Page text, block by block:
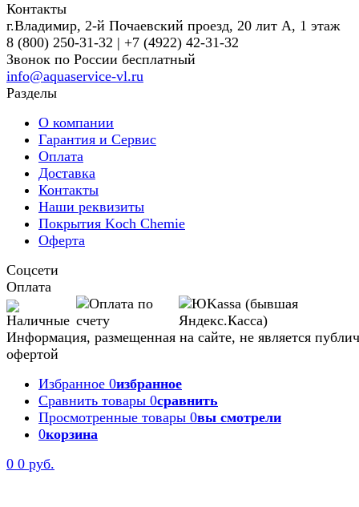
Контакты
г.Владимир, 2-й Почаевский проезд, 20 лит А, 1 этаж
8 (800) 250-31-32 | +7 (4922) 42-31-32
Звонок по России бесплатный
info@aquaservice-vl.ru
Разделы
О компании
Гарантия и Сервис
Оплата
Доставка
Контакты
Наши реквизиты
Покрытия Koch Chemie
Оферта
Соцсети
Оплата
Информация, размещенная на сайте, не является
офертой
Избранное 0избранное
Сравнить товары 0сравнить
Просмотренные товары 0вы смотрели
0корзина
0 0 руб.